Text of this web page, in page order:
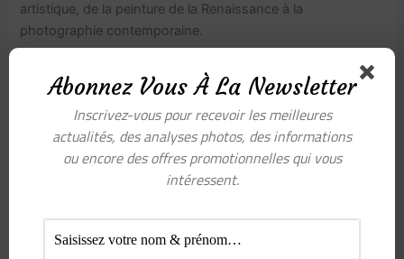
artistique, de la peinture de la Renaissance à la
photographie contemporaine.
L’héritage historique
Si vous vous demandez « Quel est le tableau de nu le plus
connu ? » (une question fréquente !), on pense
immédiatement àL’Origine du mondede Gustave Courbet
La Naissance de Vénusde Botticelli. En photographie,
révolutionné la façon de photographier les femmes, mêlant
force, vulnérabilité et puissance.
Abonnez Vous À La Newsletter
Inscrivez-vous pour recevoir les meilleures
actualités, des analyses photos, des informations
ou encore des offres promotionnelles qui vous
intéressent.